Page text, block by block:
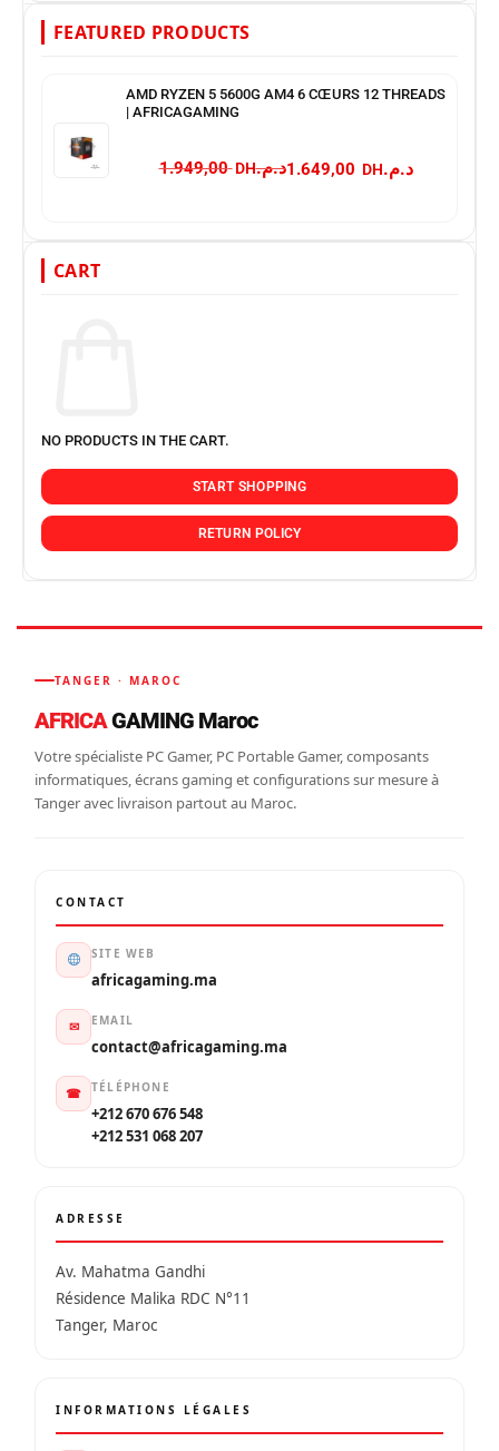
FEATURED PRODUCTS
AMD RYZEN 5 5600G AM4 6 CŒURS 12 THREADS
| AFRICAGAMING
د.م. 1.949,00 د.م.
CART
NO PRODUCTS IN THE CART.
START SHOPPING
RETURN POLICY
TANGER · MAROC
AFRICAGAMING Maroc
Votre spécialiste PC Gamer, PC Portable Gamer, composants
informatiques, écrans gaming et configurations sur mesure à
Tanger avec livraison partout au Maroc.
CONTACT
SITE WEB
africagaming.ma
✉ EMAIL
contact@africagaming.ma
☎ TÉLÉPHONE
+212 670 676 548
+212 531 068 207
ADRESSE
Av. Mahatma Gandhi
Résidence Malika RDC N°11
Tanger, Maroc
INFORMATIONS LÉGALES